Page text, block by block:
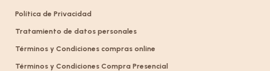
Política de Privacidad
Tratamiento de datos personales
Términos y Condiciones compras online
Términos y Condiciones Compra Presencial